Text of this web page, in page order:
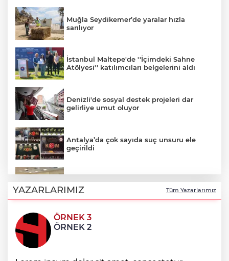
Muğla Seydikemer’de yaralar hızla
sarılıyor
İstanbul Maltepe'de ''İçimdeki Sahne
Atölyesi'' katılımcıları belgelerini aldı
Denizli'de sosyal destek projeleri dar
gelirliye umut oluyor
Antalya’da çok sayıda suç unsuru ele
geçirildi
talepleri dinlendi
Gaziantep’te Yaz Kur’an Kursu
öğrencilerine bisikletli ödül
YAZARLARIMIZ Tüm Yazarlarımız
ÖRNEK 3
ÖRNEK 2